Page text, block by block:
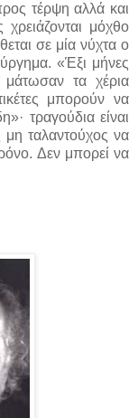
τέρψη αλλά και
μόχθο
σε μία νύχτα ο
«Έξι μήνες
τα χέρια
μπορούν να
τραγούδια είναι
ταλαντούχος να
Δεν μπορεί να